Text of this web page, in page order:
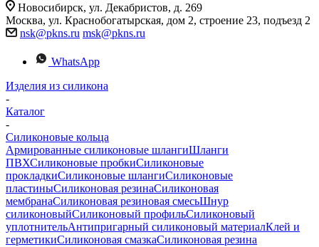
Новосибирск, ул. Декабристов, д. 269
Москва, ул. Краснобогатырская, дом 2, строение 23, подъезд 2
nsk@pkns.ru msk@pkns.ru
WhatsApp
Изделия из силикона
-
Каталог
-
Силиконовые кольца
Армированные силиконовые шлангиШланги
ПВХСиликоновые пробкиСиликоновые
прокладкиСиликоновые шлангиСиликоновые
пластиныСиликоновая резинаСиликоновая
мембранаСиликоновая резиновая смесьШнур
силиконовыйСиликоновый профильСиликоновый
уплотнительАнтипригарный силиконовый материалКлей и
герметикиСиликоновая смазкаСиликоновая резина